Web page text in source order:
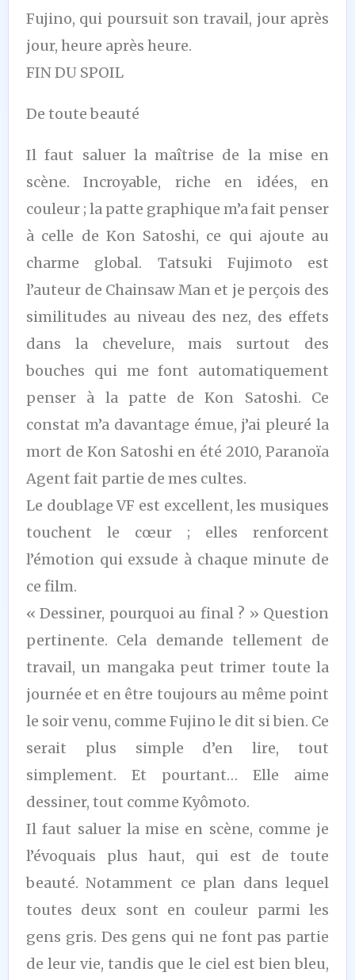
Fujino, qui poursuit son travail, jour après
jour, heure après heure.
FIN DU SPOIL
De toute beauté
Il faut saluer la maîtrise de la mise en
scène. Incroyable, riche en idées, en
couleur ; la patte graphique m’a fait penser
à celle de Kon Satoshi, ce qui ajoute au
charme global. Tatsuki Fujimoto est
l’auteur de Chainsaw Man et je perçois des
similitudes au niveau des nez, des effets
dans la chevelure, mais surtout des
bouches qui me font automatiquement
penser à la patte de Kon Satoshi. Ce
constat m’a davantage émue, j’ai pleuré la
mort de Kon Satoshi en été 2010, Paranoïa
Agent fait partie de mes cultes.
Le doublage VF est excellent, les musiques
touchent le cœur ; elles renforcent
l’émotion qui exsude à chaque minute de
ce film.
« Dessiner, pourquoi au final ? » Question
pertinente. Cela demande tellement de
travail, un mangaka peut trimer toute la
journée et en être toujours au même point
le soir venu, comme Fujino le dit si bien. Ce
serait plus simple d’en lire, tout
simplement. Et pourtant… Elle aime
dessiner, tout comme Kyômoto.
Il faut saluer la mise en scène, comme je
l’évoquais plus haut, qui est de toute
beauté. Notamment ce plan dans lequel
toutes deux sont en couleur parmi les
gens gris. Des gens qui ne font pas partie
de leur vie, tandis que le ciel est bien bleu,